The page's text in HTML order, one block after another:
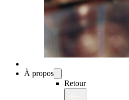
À propos
Retour